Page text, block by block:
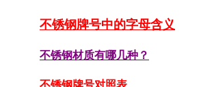
不锈钢牌号中的字母含义
不锈钢材质有哪几种？
不锈钢牌号对照表